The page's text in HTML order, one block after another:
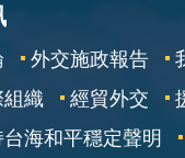
外交施政報告
組織
經貿外交
海和平穩定聲明